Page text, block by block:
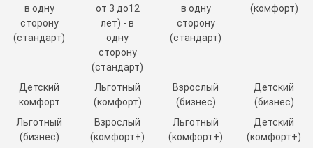
в одну
сторону
(стандарт)
от 3 до12
лет) - в
одну
сторону
(стандарт)
в одну
сторону
(стандарт)
(комфорт)
Детский
комфорт
Льготный
(комфорт)
Взрослый
(бизнес)
Детский
(бизнес)
Льготный
(бизнес)
Взрослый
(комфорт+)
Льготный
(комфорт+)
Детский
(комфорт+)